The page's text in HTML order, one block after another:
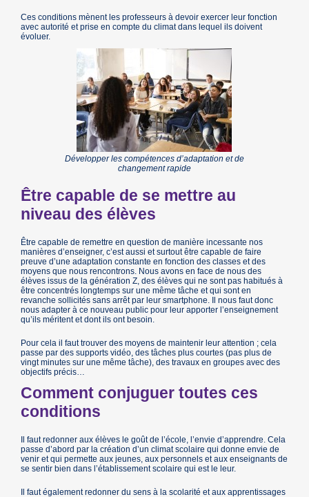
Ces conditions mènent les professeurs à devoir exercer leur fonction
avec autorité et prise en compte du climat dans lequel ils doivent
évoluer.
Développer les compétences d’adaptation et de
changement rapide
Être capable de se mettre au
niveau des élèves
Être capable de remettre en question de manière incessante nos
manières d’enseigner, c’est aussi et surtout être capable de faire
preuve d’une adaptation constante en fonction des classes et des
moyens que nous rencontrons. Nous avons en face de nous des
élèves issus de la génération Z, des élèves qui ne sont pas habitués à
être concentrés longtemps sur une même tâche et qui sont en
revanche sollicités sans arrêt par leur smartphone. Il nous faut donc
nous adapter à ce nouveau public pour leur apporter l’enseignement
qu’ils méritent et dont ils ont besoin.
Pour cela il faut trouver des moyens de maintenir leur attention ; cela
passe par des supports vidéo, des tâches plus courtes (pas plus de
vingt minutes sur une même tâche), des travaux en groupes avec des
objectifs précis…
Comment conjuguer toutes ces
conditions
Il faut redonner aux élèves le goût de l’école, l’envie d’apprendre. Cela
passe d’abord par la création d’un climat scolaire qui donne envie de
venir et qui permette aux jeunes, aux personnels et aux enseignants de
se sentir bien dans l’établissement scolaire qui est le leur.
Il faut également redonner du sens à la scolarité et aux apprentissages